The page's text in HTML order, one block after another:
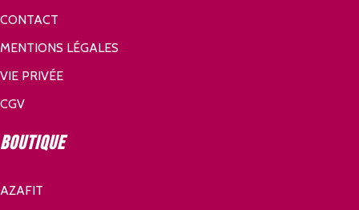
CONTACT
MENTIONS LÉGALES
VIE PRIVÉE
CGV
Boutique
AZAFIT